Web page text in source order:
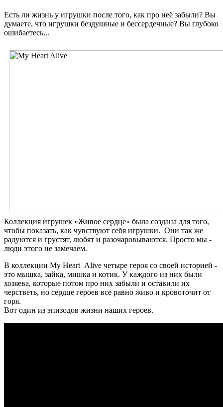
Есть ли жизнь у игрушки после того, как про неё забыли? Вы
думаете, что игрушки бездушные и бессердечные? Вы глубоко
ошибаетесь...
Коллекция игрушек «Живое сердце» была создана для того,
чтобы показать, как чувствуют себя игрушки. Они так же
радуются и грустят, любят и разочаровываются. Просто мы -
люди этого не замечаем.
В коллекции My Heart Alive четыре героя со своей историей -
это мышка, зайка, мишка и котик. У каждого из них были
хозяева, которые потом про них забыли и оставили их
черстветь, но сердце героев все равно живо и кровоточит от
горя.
Вот один из эпизодов жизни наших героев.